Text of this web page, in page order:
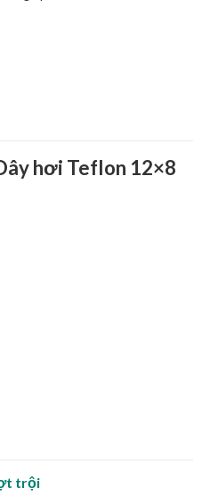
hơi Teflon 12×8
trội